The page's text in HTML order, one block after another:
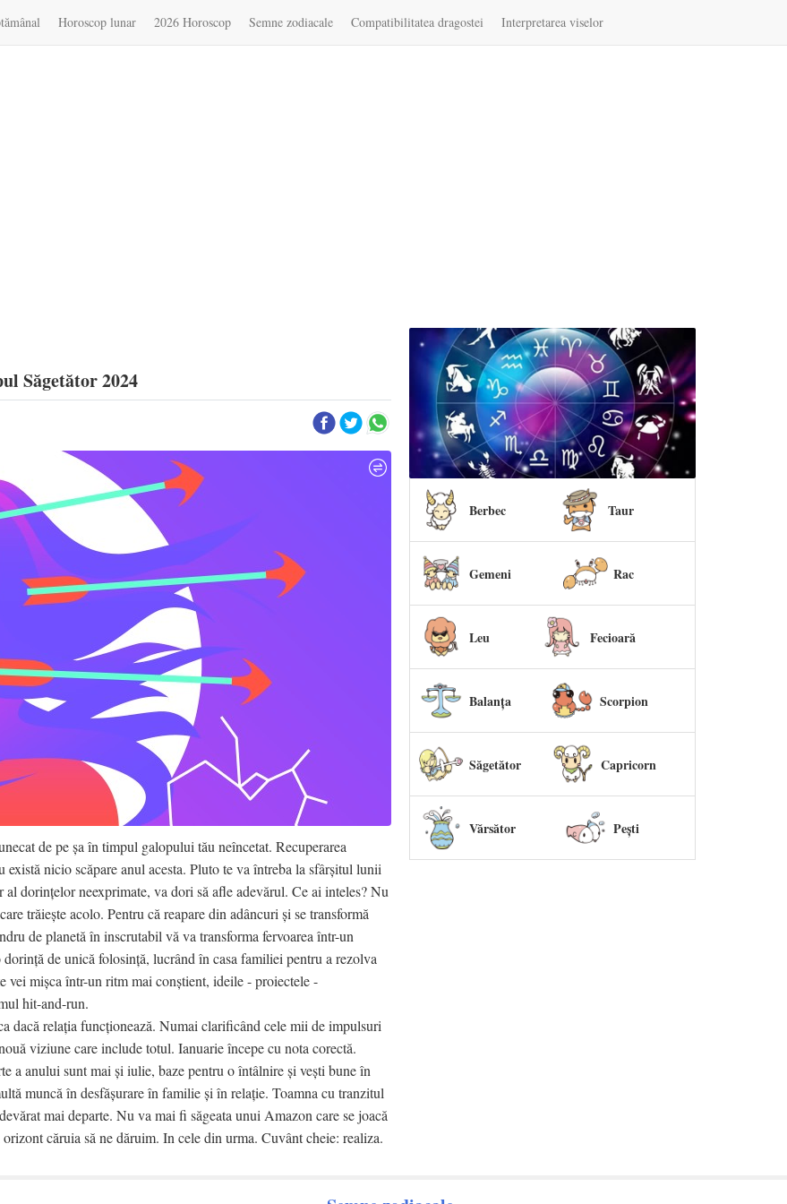
Horoscop lunar 2026 Horoscop Semne zodiacale Compatibilitatea dragostei Interpretarea viselor
Săgetător 2024
de pe șa în timpul galopului tău neîncetat. Recuperarea
nicio scăpare anul acesta. Pluto te va întreba la sfârșitul lunii
dorințelor neexprimate, va dori să afle adevărul. Ce ai inteles? Nu
trăiește acolo. Pentru că reapare din adâncuri și se transformă
de planetă în inscrutabil vă va transforma fervoarea într-un
de unică folosință, lucrând în casa familiei pentru a rezolva
vei mișca într-un ritm mai conștient, ideile - proiectele -
hit-and-run.
dacă relația funcționează. Numai clarificând cele mii de impulsuri
viziune care include totul. Ianuarie începe cu nota corectă.
a anului sunt mai și iulie, baze pentru o întâlnire și vești bune în
muncă în desfășurare în familie și în relație. Toamna cu tranzitul
mai departe. Nu va mai fi săgeata unui Amazon care se joacă
căruia să ne dăruim. In cele din urma. Cuvânt cheie: realiza.
Berbec Taur
Gemeni Rac
Leu Fecioară
Balanța Scorpion
Săgetător Capricorn
Vărsător Peşti